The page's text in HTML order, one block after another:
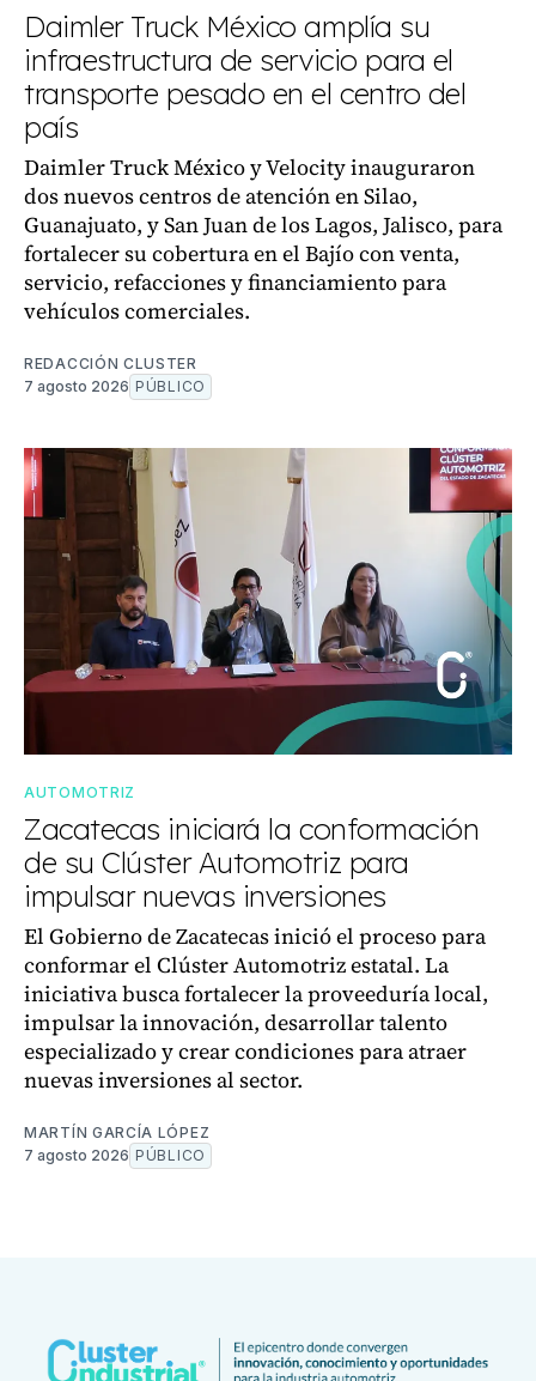
Daimler Truck México amplía su
infraestructura de servicio para el
transporte pesado en el centro del
país
Daimler Truck México y Velocity inauguraron
dos nuevos centros de atención en Silao,
Guanajuato, y San Juan de los Lagos, Jalisco, para
fortalecer su cobertura en el Bajío con venta,
servicio, refacciones y financiamiento para
vehículos comerciales.
REDACCIÓN CLUSTER
7 agosto 2026 PÚBLICO
AUTOMOTRIZ
Zacatecas iniciará la conformación
de su Clúster Automotriz para
impulsar nuevas inversiones
El Gobierno de Zacatecas inició el proceso para
conformar el Clúster Automotriz estatal. La
iniciativa busca fortalecer la proveeduría local,
impulsar la innovación, desarrollar talento
especializado y crear condiciones para atraer
nuevas inversiones al sector.
MARTÍN GARCÍA LÓPEZ
7 agosto 2026 PÚBLICO